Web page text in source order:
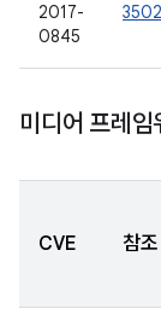
2017-
0845
미디어 프레임
CVE 참조